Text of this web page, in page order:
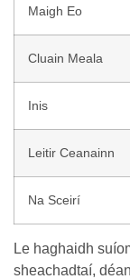
Maigh Eo
Cluain Meala
Inis
Leitir Ceanainn
Na Sceirí
Le haghaidh
sheachadtaí,